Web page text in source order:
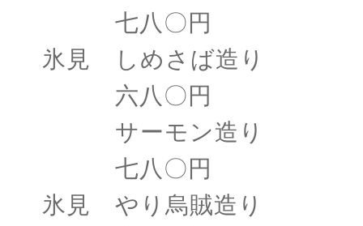
七八〇円
氷見 しめさば造り
六八〇円
サーモン造り
七八〇円
氷見 やり烏賊造り